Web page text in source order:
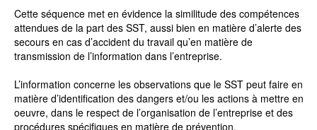
Cette séquence met en évidence la similitude des compétences
attendues de la part des SST, aussi bien en matière d’alerte des
secours en cas d’accident du travail qu’en matière de
transmission de l’information dans l’entreprise.
L’information concerne les observations que le SST peut faire en
matière d’identification des dangers et/ou les actions à mettre en
oeuvre, dans le respect de l’organisation de l’entreprise et des
procédures spécifiques en matière de prévention.